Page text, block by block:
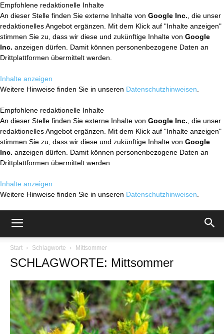
Empfohlene redaktionelle Inhalte
An dieser Stelle finden Sie externe Inhalte von Google Inc. , die unser
redaktionelles Angebot ergänzen. Mit dem Klick auf "Inhalte anzeigen"
stimmen Sie zu, dass wir diese und zukünftige Inhalte von Google
Inc. anzeigen dürfen. Damit können personenbezogene Daten an
Drittplattformen übermittelt werden.
Inhalte anzeigen
Weitere Hinweise finden Sie in unseren Datenschutzhinweisen
Empfohlene redaktionelle Inhalte
An dieser Stelle finden Sie externe Inhalte von Google Inc. , die unser
redaktionelles Angebot ergänzen. Mit dem Klick auf "Inhalte anzeigen"
stimmen Sie zu, dass wir diese und zukünftige Inhalte von Google
Inc. anzeigen dürfen. Damit können personenbezogene Daten an
Drittplattformen übermittelt werden.
Inhalte anzeigen
Weitere Hinweise finden Sie in unseren Datenschutzhinweisen
Start Schlagworte Mittsommer
SCHLAGWORTE: Mittsommer